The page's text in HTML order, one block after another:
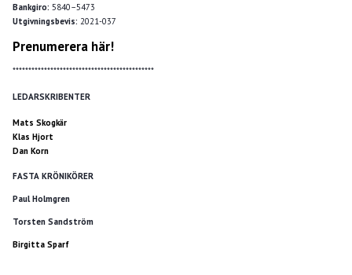
Bankgiro: 5840–5473
Utgivningsbevis: 2021-037
Prenumerera här!
*********************************************
LEDARSKRIBENTER
Mats Skogkär
Klas Hjort
Dan Korn
FASTA KRÖNIKÖRER
Paul Holmgren
Torsten Sandström
Birgitta Sparf